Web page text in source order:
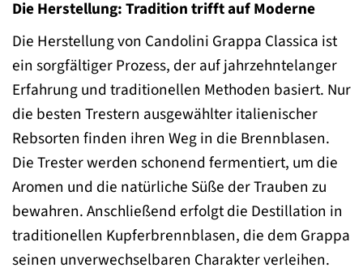
Die Herstellung: Tradition trifft auf Moderne
Die Herstellung von Candolini Grappa Classica ist
ein sorgfältiger Prozess, der auf jahrzehntelanger
Erfahrung und traditionellen Methoden basiert. Nur
die besten Trestern ausgewählter italienischer
Rebsorten finden ihren Weg in die Brennblasen.
Die Trester werden schonend fermentiert, um die
Aromen und die natürliche Süße der Trauben zu
bewahren. Anschließend erfolgt die Destillation in
traditionellen Kupferbrennblasen, die dem Grappa
seinen unverwechselbaren Charakter verleihen.